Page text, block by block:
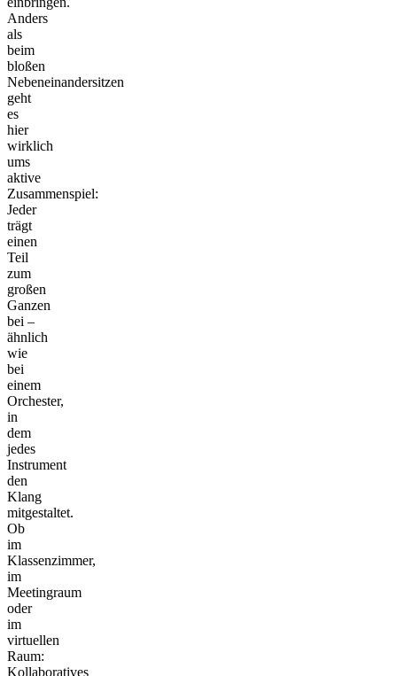
Anders
als
beim
bloßen
Nebeneinandersitzen
geht
es
hier
wirklich
ums
aktive
Zusammenspiel:
Jeder
trägt
einen
Teil
zum
großen
Ganzen
bei –
ähnlich
wie
bei
einem
Orchester,
in
dem
jedes
Instrument
den
Klang
mitgestaltet.
Ob
im
Klassenzimmer,
im
Meetingraum
oder
im
virtuellen
Raum:
Kollaboratives